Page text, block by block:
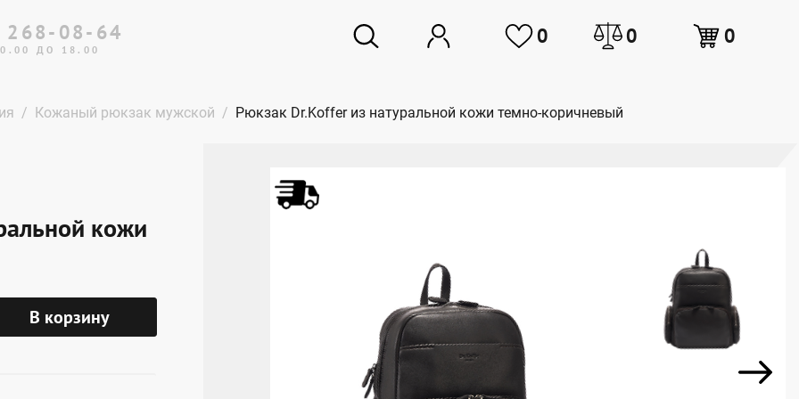
268-08-64
ДО 18.00
0 0 0
Кожаный рюкзак мужской Рюкзак Dr.Koffer из натуральной кожи темно-коричневый
кожи
В корзину